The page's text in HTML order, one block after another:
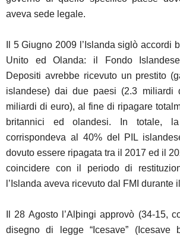
aveva sede legale.
Il 5 Giugno 2009 l’Islanda siglò accordi
Unito ed Olanda: il Fondo
Depositi avrebbe ricevuto un prestito
islandese) dai due paesi (2.3 miliardi
miliardi di euro), al fine di ripagare
britannici ed olandesi. In totale, la
corrispondeva al 40% del PIL
dovuto essere ripagata tra il 2017 ed il
coincidere con il periodo di
l’Islanda aveva ricevuto dal FMI durante
Il 28 Agosto l’Alþingi approvò (34-15,
disegno di legge “Icesave” (Icesave